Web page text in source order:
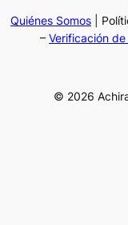
Quiénes Somos |
– Verificación
© 2026